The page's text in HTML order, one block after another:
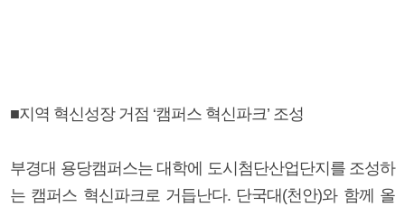
■지역 혁신성장 거점 ‘캠퍼스 혁신파크’ 조성
부경대 용당캠퍼스는 대학에 도시첨단산업단지를 조성하
는 캠퍼스 혁신파크로 거듭난다. 단국대(천안)와 함께 올